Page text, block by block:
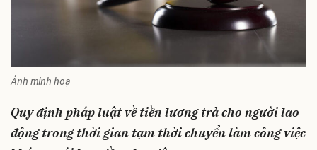
Ảnh minh hoạ
Quy định pháp luật về tiền lương trả cho người lao
động trong thời gian tạm thời chuyển làm công việc